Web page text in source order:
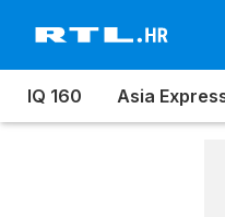
IQ 160 Asia